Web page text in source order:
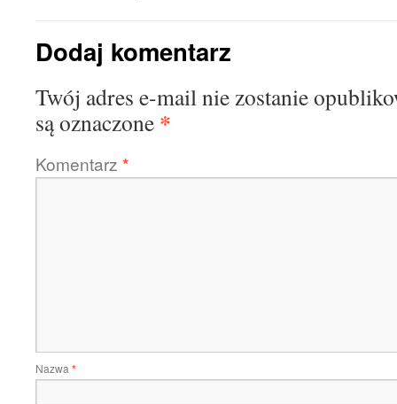
Dodaj komentarz
Twój adres e-mail nie zostanie
są oznaczone *
Komentarz *
Nazwa *